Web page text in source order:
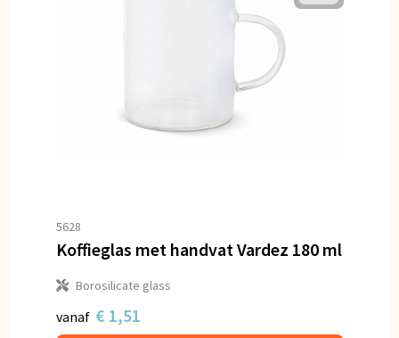
5628
Koffieglas met handvat Vardez 180 ml
Borosilicate glass
vanaf € 1,51